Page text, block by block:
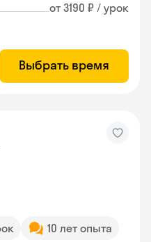
от 3190 ₽ / урок
Выбрать время
10 лет опыта